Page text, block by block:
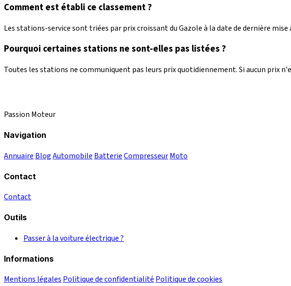
Comment est établi ce classement ?
Les stations-service sont triées par prix croissant du Gazole à la date de dernière
Pourquoi certaines stations ne sont-elles pas listées ?
Toutes les stations ne communiquent pas leurs prix quotidiennement. Si aucun prix
Passion Moteur
Navigation
Annuaire BlogAutomobile BatterieCompresseurMoto
Contact
Contact
Outils
Passer à la voiture électrique ?
Informations
Mentions légales Politique de confidentialité Politique de cookies